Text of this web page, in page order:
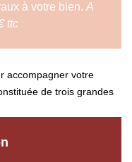
à votre bien.A
ttc
accompagner votre
de trois grandes